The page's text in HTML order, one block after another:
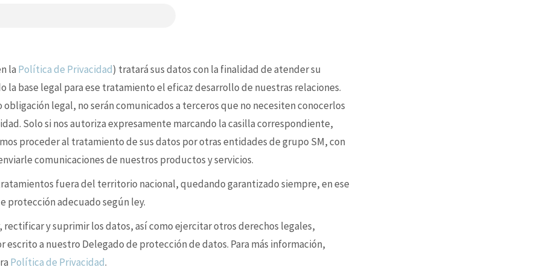
la Política de Privacidad) tratará sus datos con la finalidad de atender su
la base legal para ese tratamiento el eficaz desarrollo de nuestras relaciones.
obligación legal, no serán comunicados a terceros que no necesiten conocerlos
Solo si nos autoriza expresamente marcando la casilla correspondiente,
proceder al tratamiento de sus datos por otras entidades de grupo SM, con
comunicaciones de nuestros productos y servicios.
fuera del territorio nacional, quedando garantizado siempre, en ese
protección adecuado según ley.
rectificar y suprimir los datos, así como ejercitar otros derechos legales,
escrito a nuestro Delegado de protección de datos. Para más información,
Política de Privacidad.